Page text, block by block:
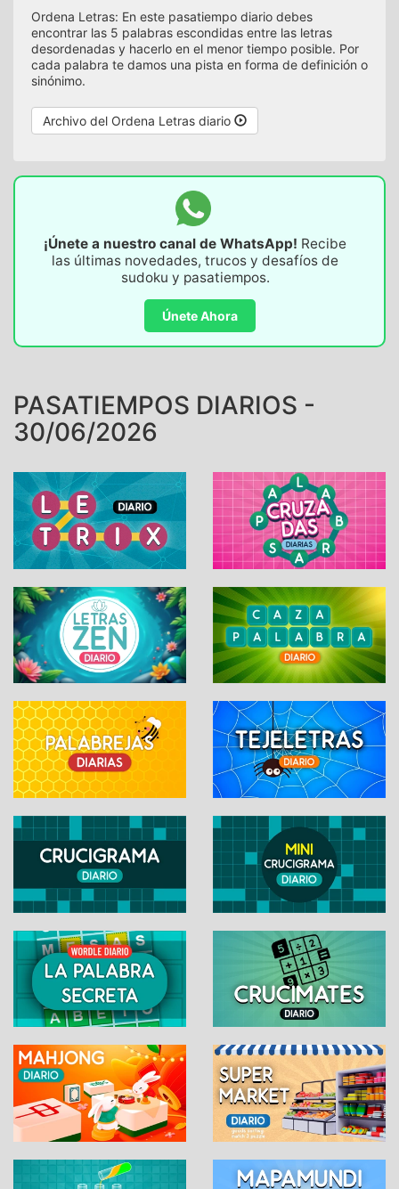
Ordena Letras: En este pasatiempo diario debes
encontrar las 5 palabras escondidas entre las letras
desordenadas y hacerlo en el menor tiempo posible. Por
cada palabra te damos una pista en forma de definición o
sinónimo.
Archivo del Ordena Letras diario
¡Únete a nuestro canal de WhatsApp! Recibe
las últimas novedades, trucos y desafíos de
sudoku y pasatiempos.
Únete Ahora
PASATIEMPOS DIARIOS -
30/06/2026